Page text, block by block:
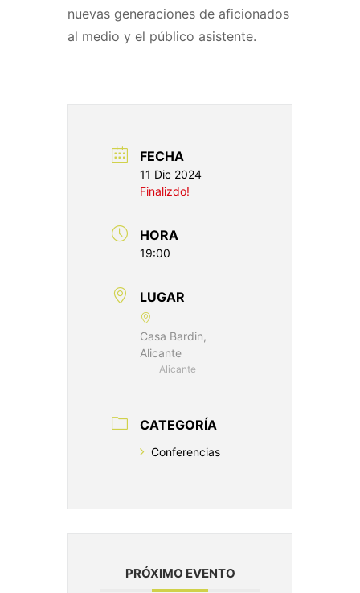
nuevas generaciones de aficionados
al medio y el público asistente.
FECHA
11 Dic 2024
Finalizdo!
HORA
19:00
LUGAR
Casa Bardin,
Alicante
Alicante
CATEGORÍA
Conferencias
PRÓXIMO EVENTO